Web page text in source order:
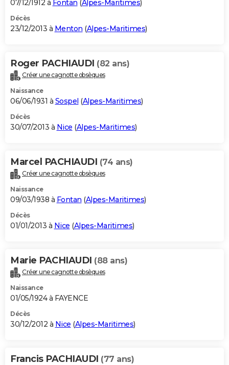
07/12/1912 à Fontan (Alpes-Maritimes)
Décès
23/12/2013 à Menton (Alpes-Maritimes)
Roger PACHIAUDI (82 ans)
Créer une cagnotte obsèques
Naissance
06/06/1931 à Sospel (Alpes-Maritimes)
Décès
30/07/2013 à Nice (Alpes-Maritimes)
Marcel PACHIAUDI (74 ans)
Créer une cagnotte obsèques
Naissance
09/03/1938 à Fontan (Alpes-Maritimes)
Décès
01/01/2013 à Nice (Alpes-Maritimes)
Marie PACHIAUDI (88 ans)
Créer une cagnotte obsèques
Naissance
01/05/1924 à FAYENCE
Décès
30/12/2012 à Nice (Alpes-Maritimes)
Francis PACHIAUDI (77 ans)